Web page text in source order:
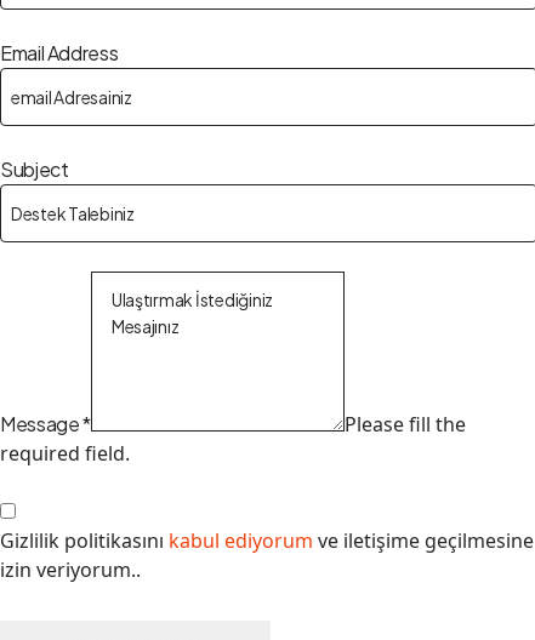
Email Address
Subject
Message*
Please fill the
required field.
Gizlilik politikasını kabul ediyorum ve iletişime geçilmesine
izin veriyorum..